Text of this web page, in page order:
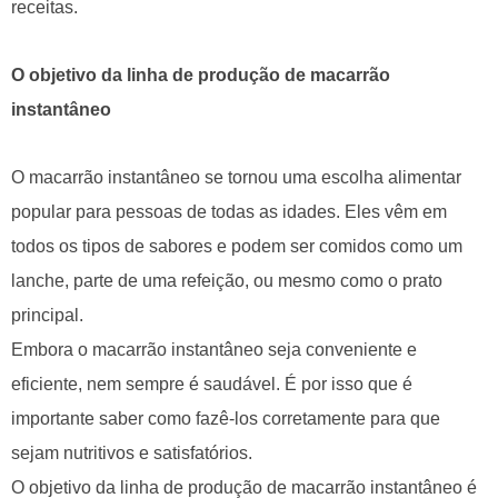
receitas.
O objetivo da linha de produção de macarrão
instantâneo
O macarrão instantâneo se tornou uma escolha alimentar
popular para pessoas de todas as idades. Eles vêm em
todos os tipos de sabores e podem ser comidos como um
lanche, parte de uma refeição, ou mesmo como o prato
principal.
Embora o macarrão instantâneo seja conveniente e
eficiente, nem sempre é saudável. É por isso que é
importante saber como fazê-los corretamente para que
sejam nutritivos e satisfatórios.
O objetivo da linha de produção de macarrão instantâneo é